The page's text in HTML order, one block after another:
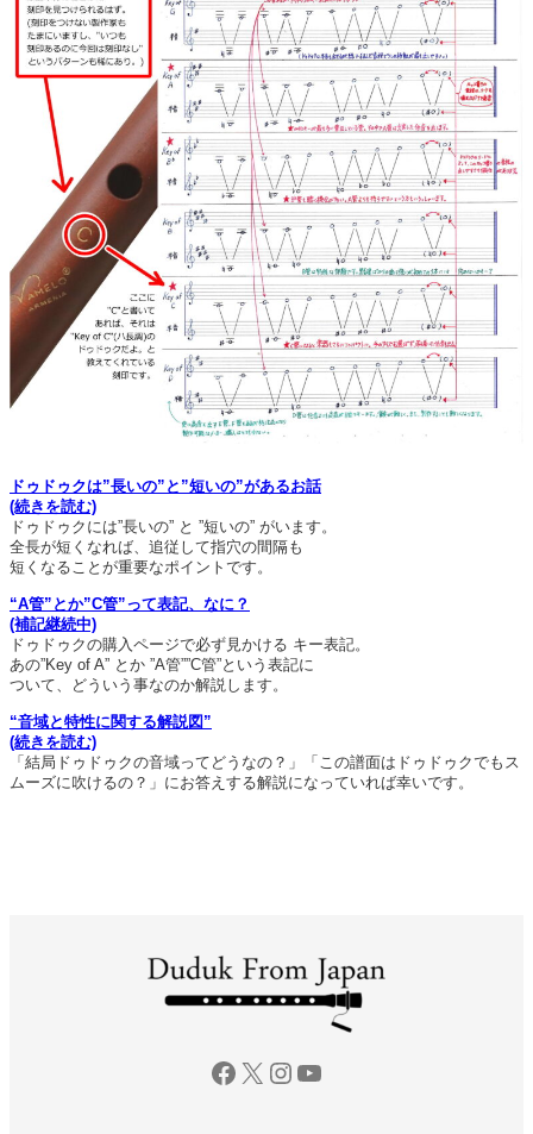
ドゥドゥクは”長いの”と”短いの”があるお話
(続きを読む)
ドゥドゥクには”長いの” と ”短いの” がいます。
全長が短くなれば、追従して指穴の間隔も
短くなることが重要なポイントです。
“A管”とか”C管”って表記、なに？
(補記継続中)
ドゥドゥクの購入ページで必ず見かける キー表記。
あの”Key of A” とか ”A管””C管”という表記に
ついて、どういう事なのか解説します。
“音域と特性に関する解説図”
(続きを読む)
「結局ドゥドゥクの音域ってどうなの？」「この譜面はドゥドゥクでもス
ムーズに吹けるの？」にお答えする解説になっていれば幸いです。
Facebook
X Instagram
YouTube